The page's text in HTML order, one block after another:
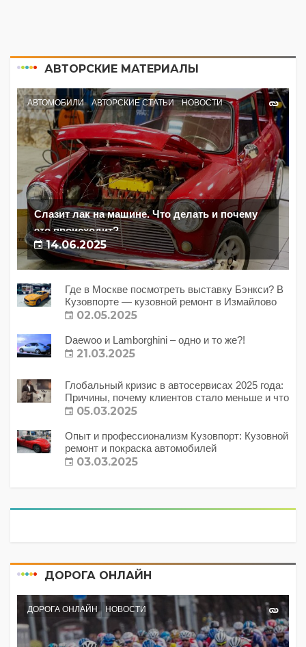
АВТОРСКИЕ МАТЕРИАЛЫ
АВТОМОБИЛИ АВТОРСКИЕ СТАТЬИ НОВОСТИ
Слазит лак на машине. Что делать и почему
это происходит?
14.06.2025
Где в Москве посмотреть выставку Бэнкси? В
Кузовпорте — кузовной ремонт в Измайлово
02.05.2025
Daewoo и Lamborghini – одно и то же?!
21.03.2025
Глобальный кризис в автосервисах 2025 года:
Причины, почему клиентов стало меньше и что
с этим делать?
05.03.2025
Опыт и профессионализм Кузовпорт: Кузовной
ремонт и покраска автомобилей
03.03.2025
ДОРОГА ОНЛАЙН
ДОРОГА ОНЛАЙН НОВОСТИ